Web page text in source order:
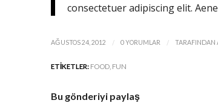
consectetuer adipiscing elit.
AĞUSTOS 24, 2012 / 0 YORUMLAR / TARAFINDAN
ETIKETLER: FOOD, FUN
Bu gönderiyi paylaş